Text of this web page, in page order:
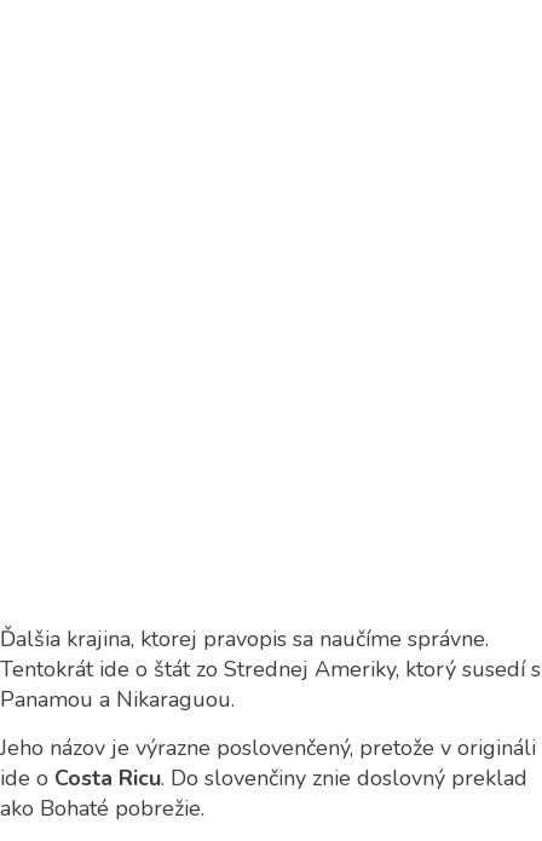
Ďalšia krajina, ktorej pravopis sa naučíme správne.
Tentokrát ide o štát zo Strednej Ameriky, ktorý susedí s
Panamou a Nikaraguou.
Jeho názov je výrazne poslovenčený, pretože v origináli
ide o Costa Ricu. Do slovenčiny znie doslovný preklad
ako Bohaté pobrežie.